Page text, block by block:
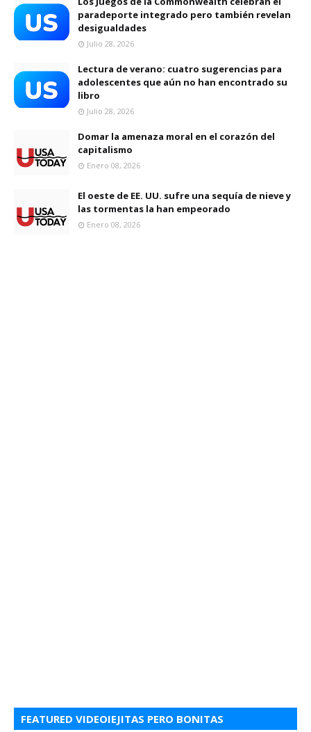
paradeporte integrado pero también revelan
desigualdades
Julio 28, 2026
Lectura de verano: cuatro sugerencias para
adolescentes que aún no han encontrado su
libro
Julio 28, 2026
Domar la amenaza moral en el corazón del
capitalismo
Enero 08, 2026
El oeste de EE. UU. sufre una sequía de nieve y
las tormentas la han empeorado
Enero 08, 2026
FEATURED VIDEOIEJITAS PERO BONITAS